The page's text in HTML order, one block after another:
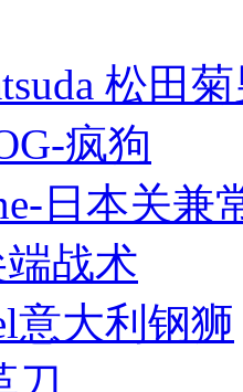
松田
疯狗
日本关兼
端战术
意大利钢狮